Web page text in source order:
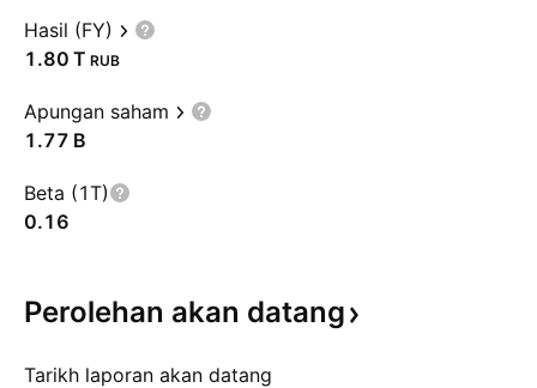
Hasil (FY)
‪1.80 T‬ RUB
Apungan saham
‪1.77 B‬
Beta (1T)
0.16
Perolehan akan datang
Tarikh laporan akan datang